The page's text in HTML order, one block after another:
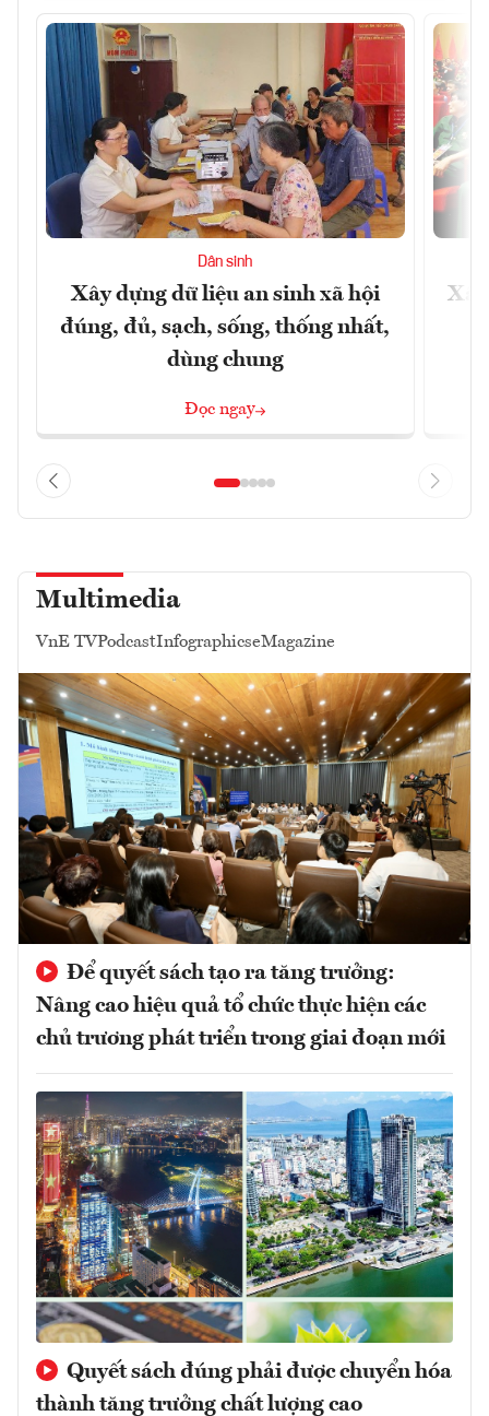
Dân sinh
Xây dựng dữ liệu an sinh xã hội
đúng, đủ, sạch, sống, thống nhất,
dùng chung
Đọc ngay
Multimedia
VnE TVPodcastInfographicseMagazine
Để quyết sách tạo ra tăng trưởng:
Nâng cao hiệu quả tổ chức thực hiện các
chủ trương phát triển trong giai đoạn mới
Quyết sách đúng phải được chuyển hóa
thành tăng trưởng chất lượng cao